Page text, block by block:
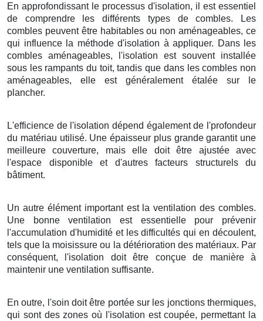
En approfondissant le processus d'isolation, il est essentiel
de comprendre les différents types de combles. Les
combles peuvent être habitables ou non aménageables, ce
qui influence la méthode d'isolation à appliquer. Dans les
combles aménageables, l'isolation est souvent installée
sous les rampants du toit, tandis que dans les combles non
aménageables, elle est généralement étalée sur le
plancher.
L'efficience de l'isolation dépend également de l'profondeur
du matériau utilisé. Une épaisseur plus grande garantit une
meilleure couverture, mais elle doit être ajustée avec
l'espace disponible et d'autres facteurs structurels du
bâtiment.
Un autre élément important est la ventilation des combles.
Une bonne ventilation est essentielle pour prévenir
l'accumulation d'humidité et les difficultés qui en découlent,
tels que la moisissure ou la détérioration des matériaux. Par
conséquent, l'isolation doit être conçue de manière à
maintenir une ventilation suffisante.
En outre, l'soin doit être portée sur les jonctions thermiques,
qui sont des zones où l'isolation est coupée, permettant la